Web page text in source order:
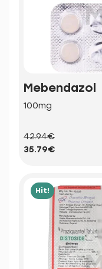
Mebendazol
100mg
42.94€
35.79€
Hit!